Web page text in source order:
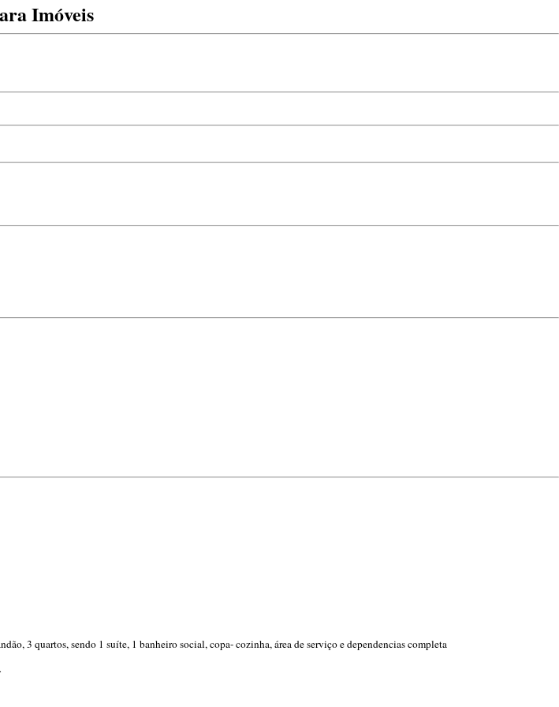
Imóveis
3 quartos, sendo 1 suíte, 1 banheiro social, copa- cozinha, área de serviço e dependencias completa